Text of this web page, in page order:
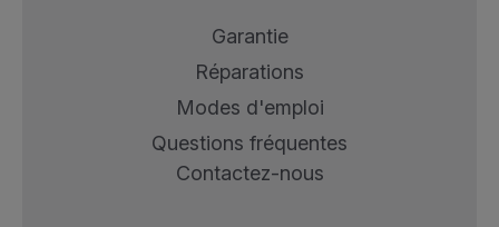
Garantie
Réparations
Modes d'emploi
Questions fréquentes
Contactez-nous